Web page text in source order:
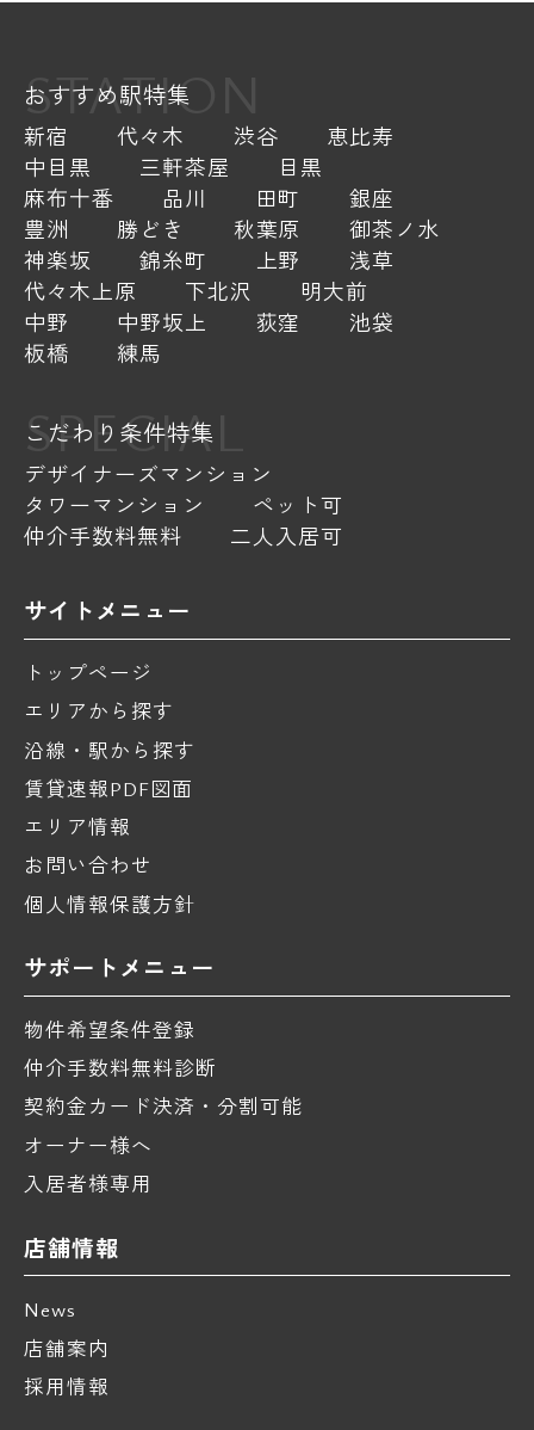
STATION
おすすめ駅特集
新宿 代々木 渋谷
恵比寿
中目黒
三軒茶屋
目黒
麻布十番
品川 田町
銀座
豊洲
勝どき 秋葉原
御茶ノ水
神楽坂
錦糸町 上野
浅草
代々木上原
下北沢
明大前
中野
中野坂上 荻窪
池袋
板橋
練馬
SPECIAL
こだわり条件特集
デザイナーズマンション
タワーマンション
ペット可
仲介手数料無料
二人入居可
サイトメニュー
トップページ
エリアから探す
沿線・駅から探す
賃貸速報PDF図面
エリア情報
お問い合わせ
個人情報保護方針
サポートメニュー
物件希望条件登録
仲介手数料無料診断
契約金カード決済・分割可能
オーナー様へ
入居者様専用
店舗情報
News
店舗案内
採用情報